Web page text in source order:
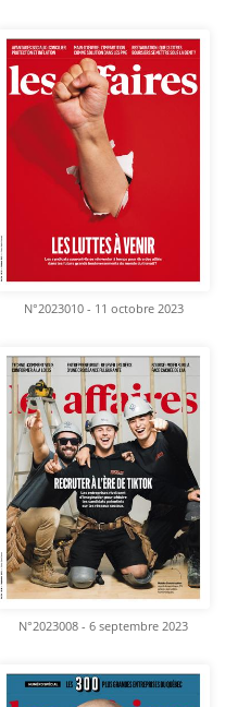
N°2023010 - 11 octobre 2023
N°2023008 - 6 septembre 2023